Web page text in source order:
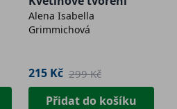
Alena Isabella
Grimmichová
215 Kč 299 Kč
Přidat do košíku